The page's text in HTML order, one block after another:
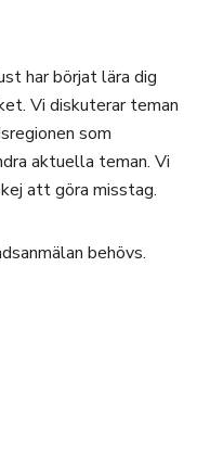
har börjat lära dig
Vi diskuterar teman
som
aktuella teman. Vi
att göra misstag.
behövs.